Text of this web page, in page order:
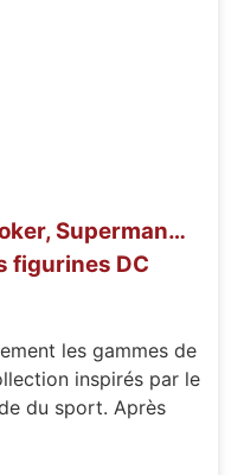
Superman…
figurines DC
les gammes de
inspirés par le
du sport. Après